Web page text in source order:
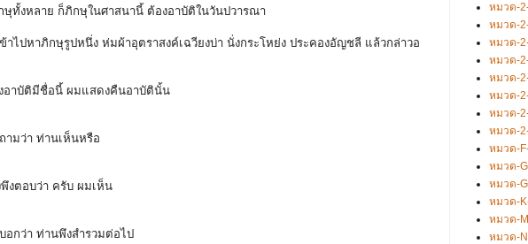
ษุทั้งหลาย ก็ภิกษุในศาสนานี้ ต้องอาบัติในวันปวารณา
าไปหาภิกษุรูปหนึ่ง ห่มผ้าอุตราสงค์เฉวียงบ่า นั่งกระโหย่ง ประคองอัญชลี แล้วกล่าวอ
อาบัติมีชื่อนี้ ผมแสดงคืนอาบัตินั้น
ามว่า ท่านเห็นหรือ
งตอบว่า ครับ ผมเห็น
อกว่า ท่านพึงสำรวมต่อไป
หมวด-
หมวด-
หมวด-
หมวด-
หมวด-
หมวด-
หมวด-
หมวด-
หมวด-
หมวด-
หมวด-
หมวด-
หมวด-
หมวด-